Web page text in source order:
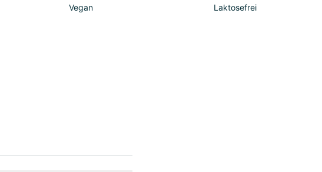
Vegan Laktosefrei